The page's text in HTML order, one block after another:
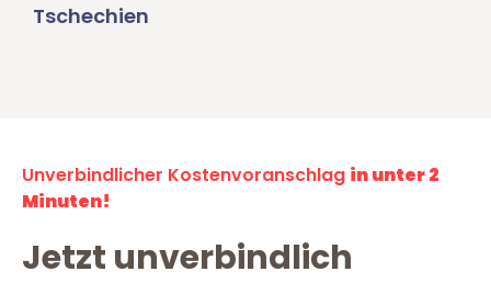
Tschechien
Unverbindlicher Kostenvoranschlag in unter 2
Minuten!
Jetzt unverbindlich